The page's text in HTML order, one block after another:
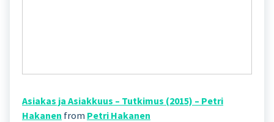
Asiakas ja Asiakkuus – Tutkimus (2015) – Petri
Hakanen from Petri Hakanen